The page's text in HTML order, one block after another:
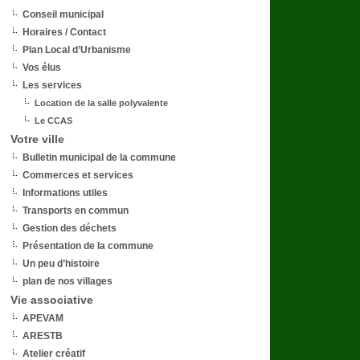
Conseil municipal
Horaires / Contact
Plan Local d’Urbanisme
Vos élus
Les services
Location de la salle polyvalente
Le CCAS
Votre ville
Bulletin municipal de la commune
Commerces et services
Informations utiles
Transports en commun
Gestion des déchets
Présentation de la commune
Un peu d’histoire
plan de nos villages
Vie associative
APEVAM
ARESTB
Atelier créatif